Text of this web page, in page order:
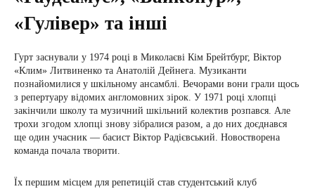
«Гулівер» та інші
Гурт заснували у 1974 році в Миколаєві Кім Брейтбург, Віктор
«Клим» Литвиненко та Анатолій Дейнега. Музиканти
познайомилися у шкільному ансамблі. Вечорами вони грали щось
з репертуару відомих англомовних зірок. У 1971 році хлопці
закінчили школу та музичний шкільний колектив розпався. Але
трохи згодом хлопці знову зібралися разом, а до них доєднався
ще один учасник — басист Віктор Радієвський. Новостворена
команда почала творити.
Їх першим місцем для репетицій став студентський клуб